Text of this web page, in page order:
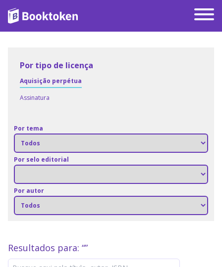
Por tipo de licença
Aquisição perpétua
Assinatura
Por tema
Por selo editorial
Por autor
Resultados para: “”